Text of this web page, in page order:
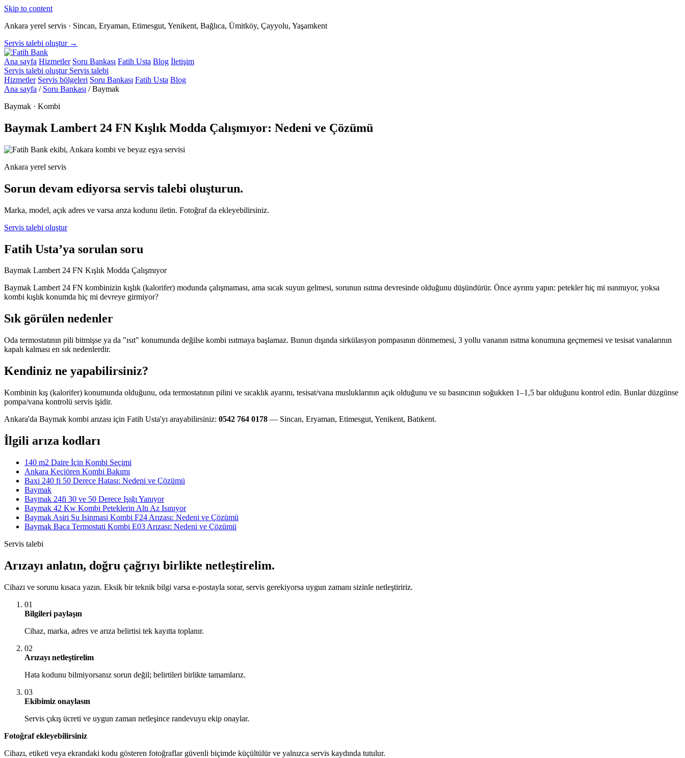
Skip to content
Ankara yerel servis · Sincan, Eryaman, Etimesgut, Yenikent, Bağlıca, Ümitköy, Çayyolu, Yaşamkent
Servis talebi oluştur →
Ana sayfa Hizmetler Soru Bankası Fatih Usta Blog İletişim
Servis talebi oluştur Servis talebi
Hizmetler Servis bölgeleri Soru Bankası Fatih Usta Blog
Ana sayfa / Soru Bankası / Baymak
Baymak · Kombi
Baymak Lambert 24 FN Kışlık Modda Çalışmıyor: Nedeni ve Çözümü
Ankara yerel servis
Sorun devam ediyorsa servis talebi oluşturun.
Marka, model, açık adres ve varsa arıza kodunu iletin. Fotoğraf da ekleyebilirsiniz.
Servis talebi oluştur
Fatih Usta’ya sorulan soru
Baymak Lambert 24 FN Kışlık Modda Çalışmıyor
Baymak Lambert 24 FN kombinizin kışlık (kalorifer) modunda çalışmaması, ama sıcak suyun gelmesi, sorunun ısıtma devresinde olduğunu düşündürür. Önce ayrımı yapın: petekler hiç mi ısınmıyor, yoksa
kombi kışlık konumda hiç mi devreye girmiyor?
Sık görülen nedenler
Oda termostatının pili bitmişse ya da "ısıt" konumunda değilse kombi ısıtmaya başlamaz. Bunun dışında sirkülasyon pompasının dönmemesi, 3 yollu vananın ısıtma konumuna geçmemesi ve tesisat vanalarının
kapalı kalması en sık nedenlerdir.
Kendiniz ne yapabilirsiniz?
Kombinin kış (kalorifer) konumunda olduğunu, oda termostatının pilini ve sıcaklık ayarını, tesisat/vana musluklarının açık olduğunu ve su basıncının soğukken 1–1,5 bar olduğunu kontrol edin. Bunlar düzgünse
pompa/vana kontrolü servis işidir.
Ankara'da Baymak kombi arızası için Fatih Usta'yı arayabilirsiniz: 0542 764 0178 — Sincan, Eryaman, Etimesgut, Yenikent, Batıkent.
İlgili arıza kodları
140 m2 Daire İçin Kombi Seçimi
Ankara Keçiören Kombi Bakımı
Baxi 240 fi 50 Derece Hatası: Nedeni ve Çözümü
Baymak
Baymak 24fi 30 ve 50 Derece Işığı Yanıyor
Baymak 42 Kw Kombi Peteklerin Altı Az Isınıyor
Baymak Asiri Su Isinmasi Kombi F24 Arızası: Nedeni ve Çözümü
Baymak Baca Termostati Kombi E03 Arızası: Nedeni ve Çözümü
Servis talebi
Arızayı anlatın, doğru çağrıyı birlikte netleştirelim.
Cihazı ve sorunu kısaca yazın. Eksik bir teknik bilgi varsa e-postayla sorar, servis gerekiyorsa uygun zamanı sizinle netleştiririz.
01
Bilgileri paylaşın
Cihaz, marka, adres ve arıza belirtisi tek kayıtta toplanır.
02
Arızayı netleştirelim
Hata kodunu bilmiyorsanız sorun değil; belirtileri birlikte tamamlarız.
03
Ekibimiz onaylasın
Servis çıkış ücreti ve uygun zaman netleşince randevuyu ekip onaylar.
Fotoğraf ekleyebilirsiniz
Cihazı, etiketi veya ekrandaki kodu gösteren fotoğraflar güvenli biçimde küçültülür ve yalnızca servis kaydında tutulur.